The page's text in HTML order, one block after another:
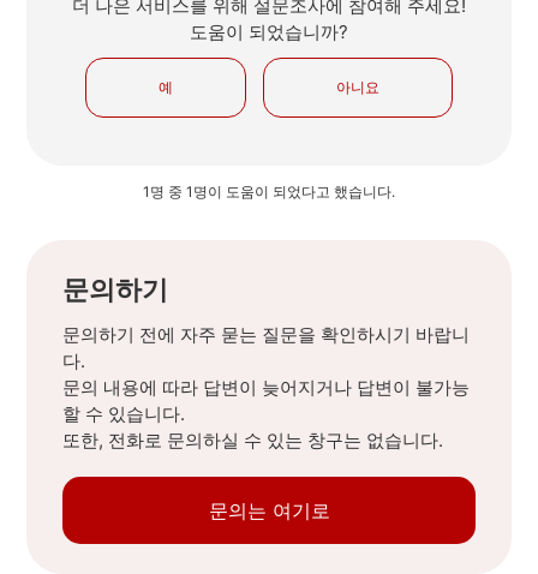
더 나은 서비스를 위해 설문조사에 참여해 주세요!
도움이 되었습니까?
예 아니요
1명 중 1명이 도움이 되었다고 했습니다.
문의하기
문의하기 전에 자주 묻는 질문을 확인하시기 바랍니
다.
문의 내용에 따라 답변이 늦어지거나 답변이 불가능
할 수 있습니다.
또한, 전화로 문의하실 수 있는 창구는 없습니다.
문의는 여기로